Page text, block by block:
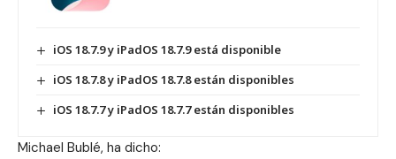
iOS 18.7.9 y iPadOS 18.7.9 está disponible
iOS 18.7.8 y iPadOS 18.7.8 están disponibles
iOS 18.7.7 y iPadOS 18.7.7 están disponibles
Michael Bublé, ha dicho: